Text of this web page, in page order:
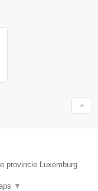
provincie Luxemburg.
▼